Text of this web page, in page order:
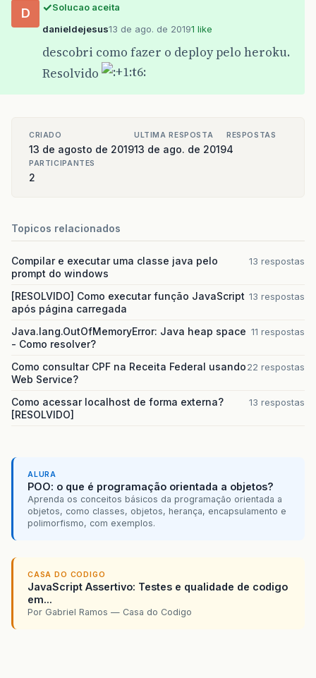
D
Solucao aceita
danieldejesus13 de ago. de 20191 like
descobri como fazer o deploy pelo heroku.
Resolvido
CRIADO
13 de agosto de 2019
ULTIMA RESPOSTA
13 de ago. de 2019
RESPOSTAS
4
PARTICIPANTES
2
Topicos relacionados
Compilar e executar uma classe java pelo
prompt do windows
13 respostas
[RESOLVIDO] Como executar função JavaScript
após página carregada
13 respostas
Java.lang.OutOfMemoryError: Java heap space
- Como resolver?
11 respostas
Como consultar CPF na Receita Federal usando
Web Service?
22 respostas
Como acessar localhost de forma externa?
[RESOLVIDO]
13 respostas
ALURA
POO: o que é programação orientada a objetos?
Aprenda os conceitos básicos da programação orientada a
objetos, como classes, objetos, herança, encapsulamento e
polimorfismo, com exemplos.
CASA DO CODIGO
JavaScript Assertivo: Testes e qualidade de codigo
em...
Por Gabriel Ramos — Casa do Codigo